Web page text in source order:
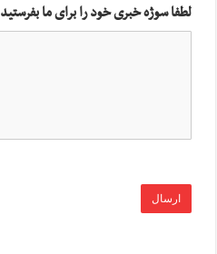
لطفا سوژه خبری خود را برای ما بفرستید